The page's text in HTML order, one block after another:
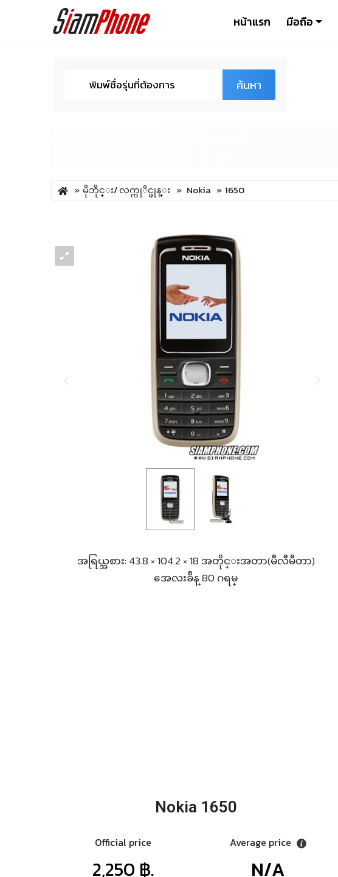
หน้าแรก มือถือ
ค้นหา
မိုဘိုင္း/ လက္ကုိင္ဖုန္း Nokia 1650
အရြယ္အစား: 43.8 × 104.2 × 18 အတိုင္းအတာ(မီလီမီတာ)
အေလးခ်ိန္ 80 ဂရမ္
Nokia 1650
Official price
2,250 ฿.
Average price
N/A